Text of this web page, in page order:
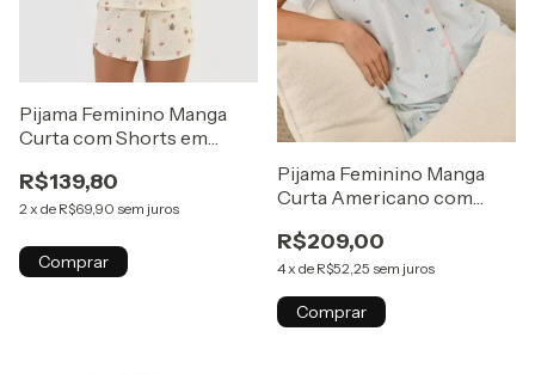
Pijama Feminino Manga
Curta com Shorts em
R$139,80
2 x de R$69,90 sem juros
Comprar
Pijama Feminino Manga
Curta Americano com
Azul e Corações
R$209,00
4x de R$52,25 sem juros
Comprar